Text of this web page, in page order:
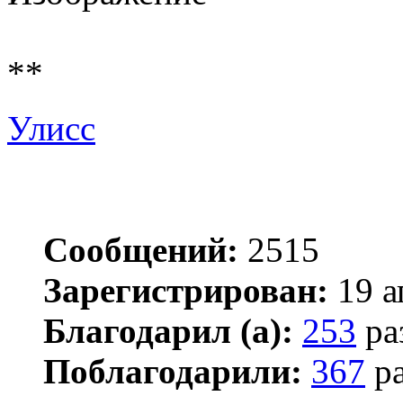
**
Улисс
Сообщений: 2515
Зарегистрирован: 19
Благодарил (а): 253
Поблагодарили: 367